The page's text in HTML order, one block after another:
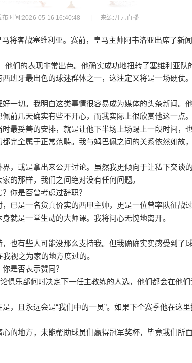
布时间:2026-05-16 16:40:48 来源:开元直播
将客战塞维利亚。赛前，皇马主帅阿韦洛亚出席了新
们的表现非常出色。他确实成功地扭转了塞维利亚队
班牙最出色的球迷群体之一，这注定又将是一场硬仗。
一切。我明白这类事情很容易成为媒体的头条新闻。
前几天确实有些不开心，而我实际上很欣赏他这一点。
最妥善的安排，就是让他下半场上场踢上一段时间，
完全属于正常范畴。我与姆巴佩之间的关系依然如故，
或是拿出来公开讨论。虽然我更倾向于让私下交谈
的那样，我们之间绝对没有任何问题。
你是否曾考虑过辞职？
是一名货真价实的西甲主帅，更是一位曾率队征战
就是一堂生动的大师课。我将问心无愧地离开。
有些人可能没那么支持我。但我确确实实感受到了
视之为家的地方度过的。
是否表示赞同？
乐部何时决定下一任主教练的人选，他们都会在他们
且永远会是“我们中的一员”。如果下个赛季他在这
地方，未能帮助球员们赢得冠军奖杯，毕竟我们所